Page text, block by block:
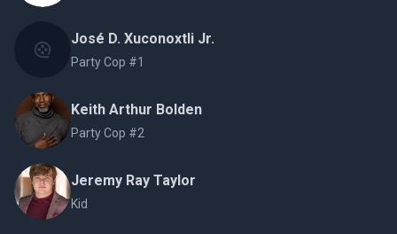
José D. Xuconoxtli Jr.
Party Cop #1
Keith Arthur Bolden
Party Cop #2
Jeremy Ray Taylor
Kid